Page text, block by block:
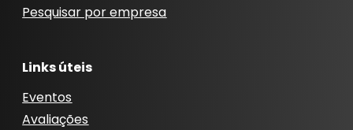
Pesquisar por empresa
Links úteis
Eventos
Avaliações